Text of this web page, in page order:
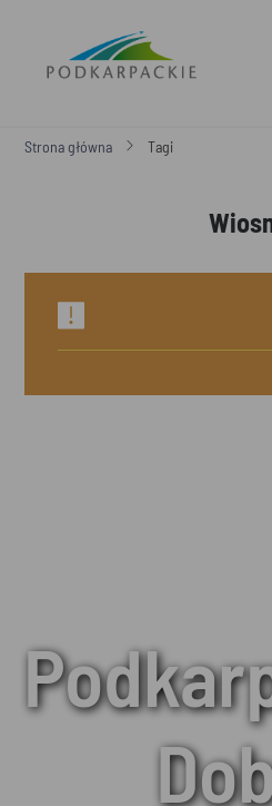
Strona główna Tagi